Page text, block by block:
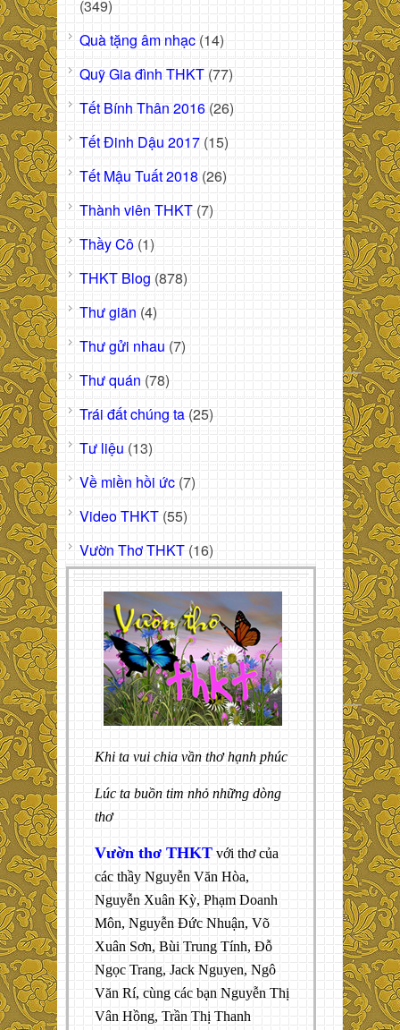
(349)
Quà tặng âm nhạc (14)
Quỹ Gia đình THKT (77)
Tết Bính Thân 2016 (26)
Tết Đinh Dậu 2017 (15)
Tết Mậu Tuất 2018 (26)
Thành viên THKT (7)
Thầy Cô (1)
THKT Blog (878)
Thư giãn (4)
Thư gửi nhau (7)
Thư quán (78)
Trái đất chúng ta (25)
Tư liệu (13)
Về miền hồi ức (7)
Video THKT (55)
Vườn Thơ THKT (16)
Khi ta vui chia vần thơ hạnh phúc
Lúc ta buồn tim nhỏ những dòng
thơ
Vườn thơ THKT với thơ của
các thầy Nguyễn Văn Hòa,
Nguyễn Xuân Kỳ, Phạm Doanh
Môn, Nguyễn Đức Nhuận, Võ
Xuân Sơn, Bùi Trung Tính, Đỗ
Ngọc Trang, Jack Nguyen, Ngô
Văn Rí, cùng các bạn Nguyễn Thị
Vân Hồng, Trần Thị Thanh